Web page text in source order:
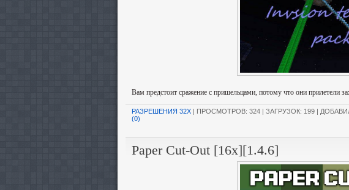
Вам предстоит сражение с пришельцами, потому что они прилетели
РАЗРЕШЕНИЯ 32X | ПРОСМОТРОВ: 324 | ЗАГРУЗОК: 199 |
(0)
Paper Cut-Out [16x][1.4.6]